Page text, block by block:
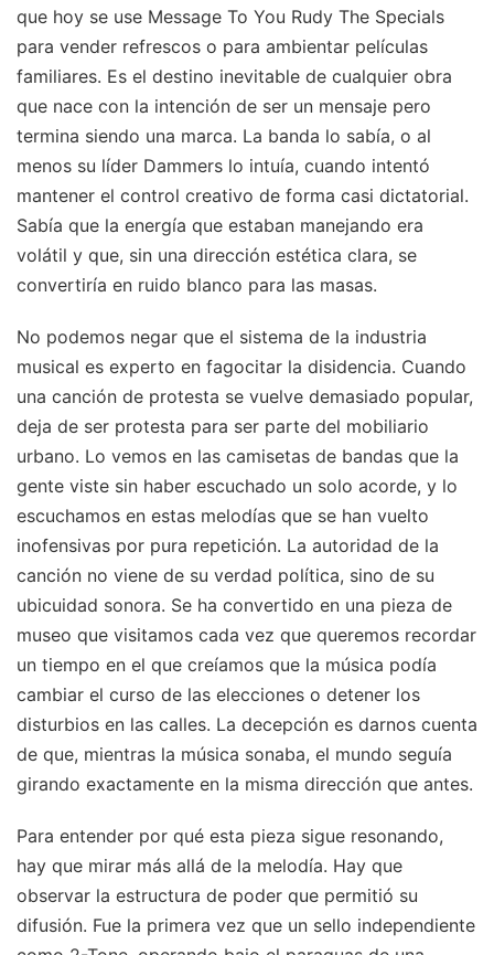
que hoy se use Message To You Rudy The Specials
para vender refrescos o para ambientar películas
familiares. Es el destino inevitable de cualquier obra
que nace con la intención de ser un mensaje pero
termina siendo una marca. La banda lo sabía, o al
menos su líder Dammers lo intuía, cuando intentó
mantener el control creativo de forma casi dictatorial.
Sabía que la energía que estaban manejando era
volátil y que, sin una dirección estética clara, se
convertiría en ruido blanco para las masas.
No podemos negar que el sistema de la industria
musical es experto en fagocitar la disidencia. Cuando
una canción de protesta se vuelve demasiado popular,
deja de ser protesta para ser parte del mobiliario
urbano. Lo vemos en las camisetas de bandas que la
gente viste sin haber escuchado un solo acorde, y lo
escuchamos en estas melodías que se han vuelto
inofensivas por pura repetición. La autoridad de la
canción no viene de su verdad política, sino de su
ubicuidad sonora. Se ha convertido en una pieza de
museo que visitamos cada vez que queremos recordar
un tiempo en el que creíamos que la música podía
cambiar el curso de las elecciones o detener los
disturbios en las calles. La decepción es darnos cuenta
de que, mientras la música sonaba, el mundo seguía
girando exactamente en la misma dirección que antes.
Para entender por qué esta pieza sigue resonando,
hay que mirar más allá de la melodía. Hay que
observar la estructura de poder que permitió su
difusión. Fue la primera vez que un sello independiente